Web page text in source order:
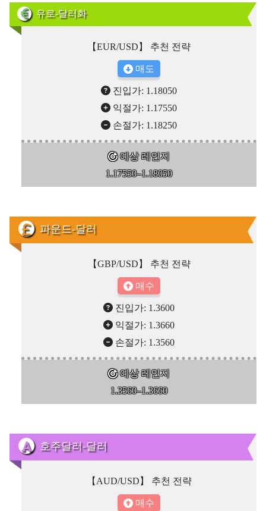
유로-달러화
【EUR/USD】 추천 전략
매도
진입가: 1.18050
익절가: 1.17550
손절가: 1.18250
예상 레인지
1.17550–1.18050
파운드-달러
【GBP/USD】 추천 전략
매수
진입가: 1.3600
익절가: 1.3660
손절가: 1.3560
예상 레인지
1.3560–1.3660
호주달러-달러
【AUD/USD】 추천 전략
매수